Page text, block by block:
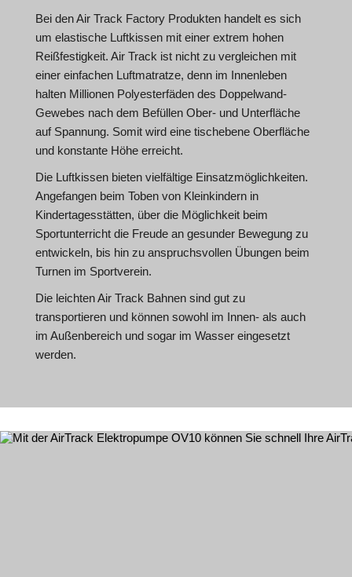
Bei den Air Track Factory Produkten handelt es sich
um elastische Luftkissen mit einer extrem hohen
Reißfestigkeit. Air Track ist nicht zu vergleichen mit
einer einfachen Luftmatratze, denn im Innenleben
halten Millionen Polyesterfäden des Doppelwand-
Gewebes nach dem Befüllen Ober- und Unterfläche
auf Spannung. Somit wird eine tischebene Oberfläche
und konstante Höhe erreicht.
Die Luftkissen bieten vielfältige Einsatzmöglichkeiten.
Angefangen beim Toben von Kleinkindern in
Kindertagesstätten, über die Möglichkeit beim
Sportunterricht die Freude an gesunder Bewegung zu
entwickeln, bis hin zu anspruchsvollen Übungen beim
Turnen im Sportverein.
Die leichten Air Track Bahnen sind gut zu
transportieren und können sowohl im Innen- als auch
im Außenbereich und sogar im Wasser eingesetzt
werden.